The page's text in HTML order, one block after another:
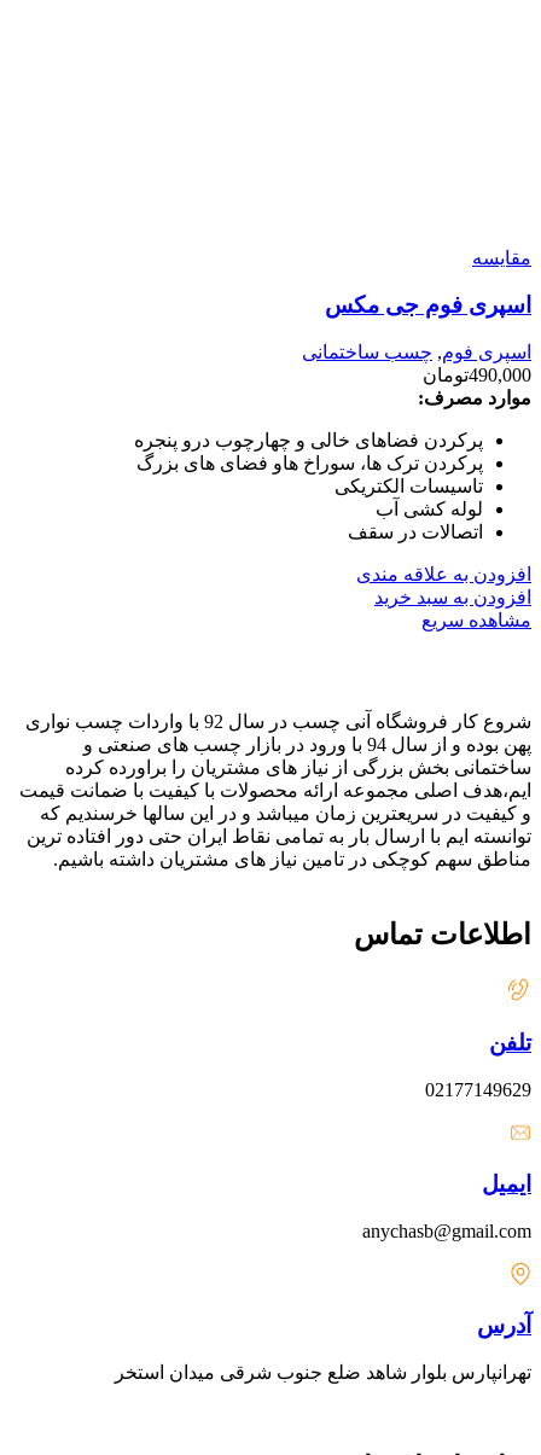
مقایسه
اسپری فوم جی مکس
اسپری فوم, چسب ساختمانی
490,000تومان
موارد مصرف:
پرکردن فضاهای خالی و چهارچوب درو پنجره
پرکردن ترک ها، سوراخ هاو فضای های بزرگ
تاسیسات الکتریکی
لوله کشی آب
اتصالات در سقف
افزودن به علاقه مندی
افزودن به سبد خرید
مشاهده سریع
شروع کار فروشگاه آنی چسب در سال 92 با واردات چسب نواری
پهن بوده و از سال 94 با ورود در بازار چسب های صنعتی و
ساختمانی بخش بزرگی از نیاز های مشتریان را براورده کرده
ایم،هدف اصلی مجموعه ارائه محصولات با کیفیت با ضمانت قیمت
و کیفیت در سریعترین زمان میباشد و در این سالها خرسندیم که
توانسته ایم با ارسال بار به تمامی نقاط ایران حتی دور افتاده ترین
مناطق سهم کوچکی در تامین نیاز های مشتریان داشته باشیم.
اطلاعات تماس
تلفن
02177149629
ایمیل
anychasb@gmail.com
آدرس
تهرانپارس بلوار شاهد ضلع جنوب شرقی میدان استخر